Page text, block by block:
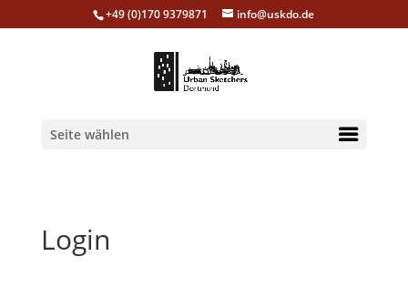
+49 (0)170 9379871 info@uskdo.de
Seite wählen
Login